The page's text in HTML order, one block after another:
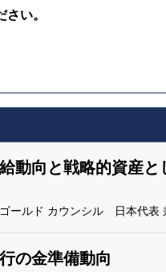
い。
動向と戦略的資産と
ールド カウンシル 日本代表
の金準備動向